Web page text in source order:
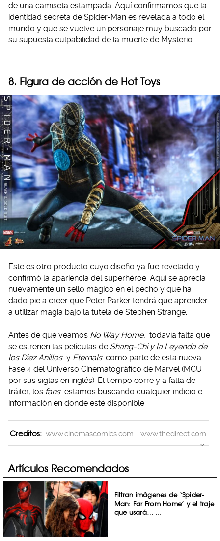
de una camiseta estampada. Aquí confirmamos que la
identidad secreta de Spider-Man es revelada a todo el
mundo y que se vuelve un personaje muy buscado por
su supuesta culpabilidad de la muerte de Mysterio.
8. Figura de acción de Hot Toys
Este es otro producto cuyo diseño ya fue revelado y
confirmó la apariencia del superhéroe. Aquí se aprecia
nuevamente un sello mágico en el pecho y que ha
dado pie a creer que Peter Parker tendrá que aprender
a utilizar magia bajo la tutela de Stephen Strange.
Antes de que veamos No Way Home, todavía falta que
se estrenen las películas de Shang-Chi y la Leyenda de
los Diez Anillos yEternals como parte de esta nueva
Fase 4 del Universo Cinematográfico de Marvel (MCU
por sus siglas en inglés). El tiempo corre y a falta de
tráiler, los fans estamos buscando cualquier indicio e
información en donde esté disponible.
Creditos: www.cinemascomics.com - www.thedirect.com
Artículos Recomendados
Filtran imágenes de ‘Spider-
Man: Far From Home​’ y el traje
que usará… ...